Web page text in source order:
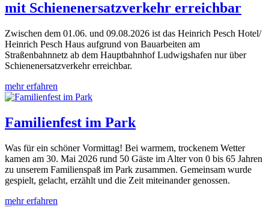
mit Schienenersatzverkehr erreichbar
Zwischen dem 01.06. und 09.08.2026 ist das Heinrich Pesch Hotel/
Heinrich Pesch Haus aufgrund von Bauarbeiten am
Straßenbahnnetz ab dem Hauptbahnhof Ludwigshafen nur über
Schienenersatzverkehr erreichbar.
mehr erfahren
Familienfest im Park
Was für ein schöner Vormittag! Bei warmem, trockenem Wetter
kamen am 30. Mai 2026 rund 50 Gäste im Alter von 0 bis 65 Jahren
zu unserem Familienspaß im Park zusammen. Gemeinsam wurde
gespielt, gelacht, erzählt und die Zeit miteinander genossen.
mehr erfahren